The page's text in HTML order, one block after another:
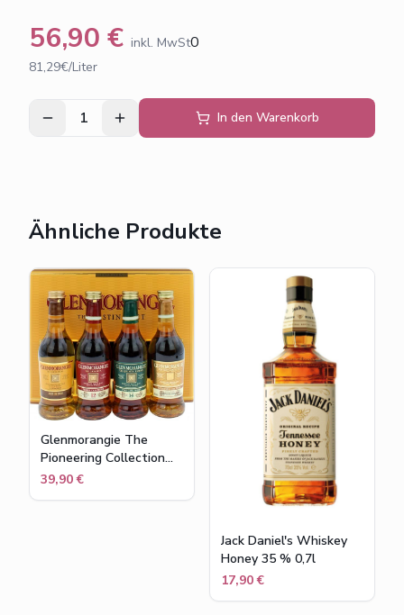
56,90 € inkl. MwSt0
81,29€/Liter
1 In den Warenkorb
Ähnliche Produkte
Glenmorangie The
Pioneering Collection
Miniaturenset (4x10cl)
39,90 €
Jack Daniel's Whiskey
Honey 35 % 0,7l
17,90 €